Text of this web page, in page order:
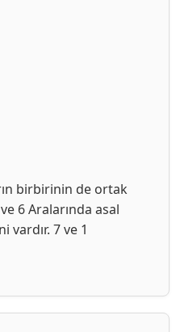
birbirinin de ortak
6 Aralarında asal
vardır. 7 ve 1